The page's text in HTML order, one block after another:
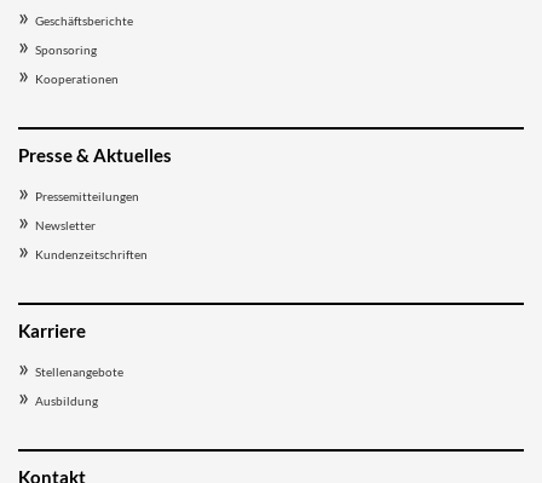
Geschäftsberichte
Sponsoring
Kooperationen
Presse & Aktuelles
Pressemitteilungen
Newsletter
Kundenzeitschriften
Karriere
Stellenangebote
Ausbildung
Kontakt